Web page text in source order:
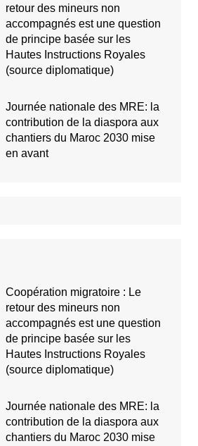
retour des mineurs non
accompagnés est une question
de principe basée sur les
Hautes Instructions Royales
(source diplomatique)
Journée nationale des MRE: la
contribution de la diaspora aux
chantiers du Maroc 2030 mise
en avant
Coopération migratoire : Le
retour des mineurs non
accompagnés est une question
de principe basée sur les
Hautes Instructions Royales
(source diplomatique)
Journée nationale des MRE: la
contribution de la diaspora aux
chantiers du Maroc 2030 mise